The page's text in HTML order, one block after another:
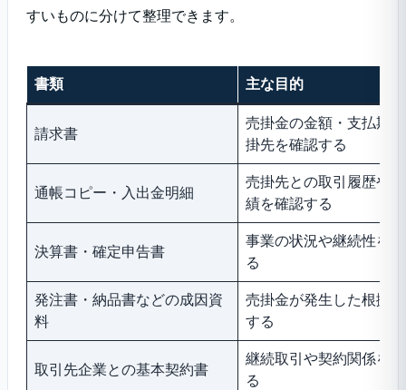
すいものに分けて整理できます。
書類 主な目的
請求書
売掛金の金額・支払期
掛先を確認する
通帳コピー・入出金明細
売掛先との取引履歴や
績を確認する
決算書・確定申告書
事業の状況や継続性を
る
発注書・納品書などの成因資
料
売掛金が発生した根拠
する
取引先企業との基本契約書
継続取引や契約関係を
る